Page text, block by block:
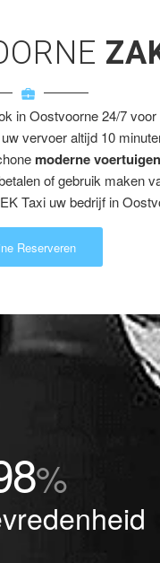
in Oostvoorne 24/7
vervoer altijd 10
moderne
of gebruik maken
Taxi uw bedrijf in
Reserveren
%